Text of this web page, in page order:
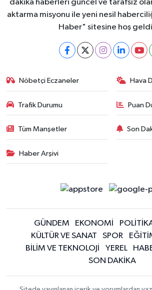
dakika haberleri güncel ve tarafsız
aktarma misyonu ile yeni nesil
Haber" sitesine hoş
Nöbetçi Eczaneler Hava
Trafik Durumu Puan
Tüm Manşetler Son
Haber Arşivi
GÜNDEM EKONOMİ
KÜLTÜR VE SANAT
SPOR
BİLİM VE TEKNOLOJİ
YEREL
SON DAKİKA